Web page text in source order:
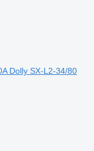
Dolly SX-L2-34/80